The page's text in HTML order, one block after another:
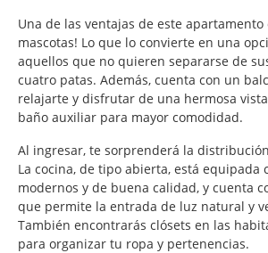
Una de las ventajas de este apartamento
mascotas! Lo que lo convierte en una
aquellos que no quieren separarse de
cuatro patas. Además, cuenta con un
relajarte y disfrutar de una hermosa
baño auxiliar para mayor comodidad.
Al ingresar, te sorprenderá la
La cocina, de tipo abierta, está equipada
modernos y de buena calidad, y cuenta
que permite la entrada de luz natural y
También encontrarás clósets en las
para organizar tu ropa y pertenencias.